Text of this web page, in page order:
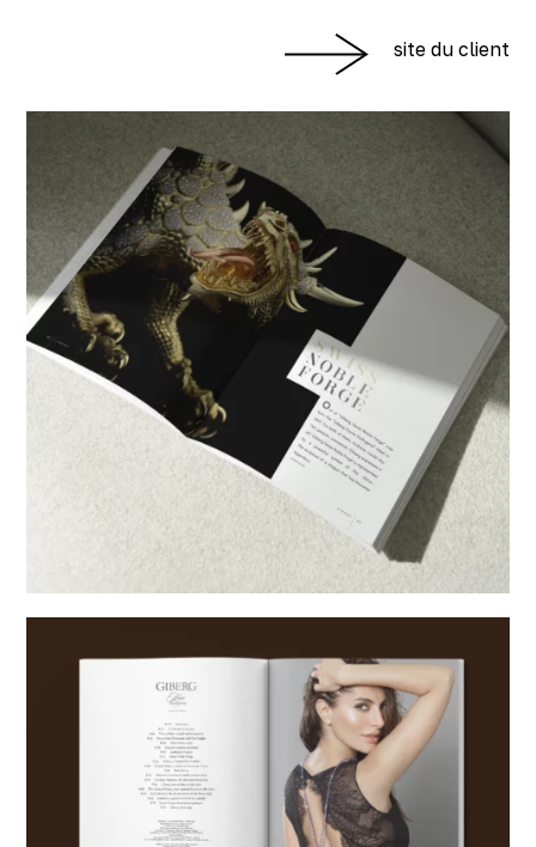
site du client